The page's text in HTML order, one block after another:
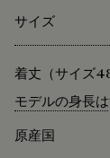
サイズ
着丈（サイズ
モデルの身長
原産国